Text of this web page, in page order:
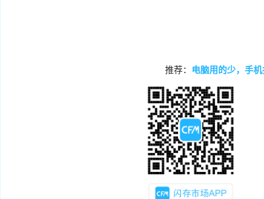
推荐： 电脑用的少，手